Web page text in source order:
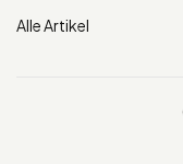
Alle Artikel